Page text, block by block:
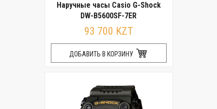
Наручные часы Casio G-Shock
DW-B5600SF-7ER
93 700 KZT
ДОБАВИТЬ В КОРЗИНУ